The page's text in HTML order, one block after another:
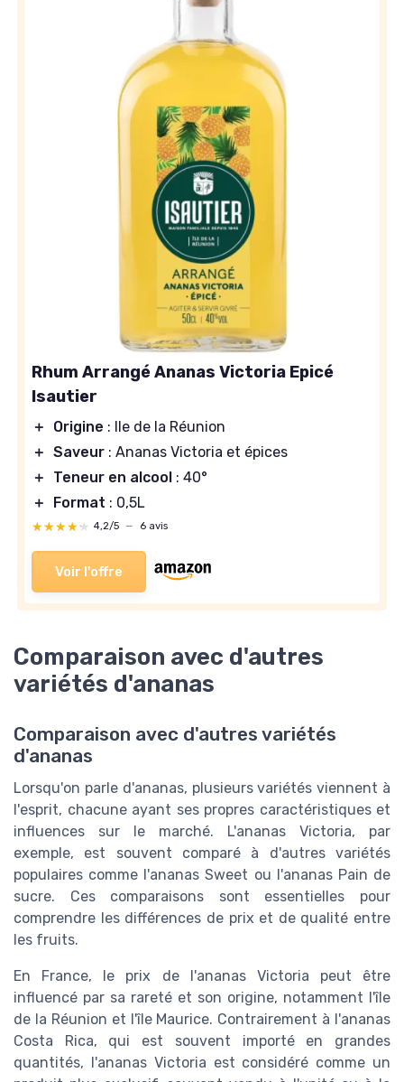
Rhum Arrangé Ananas Victoria Epicé
Isautier
＋ Origine : Ile de la Réunion
＋ Saveur : Ananas Victoria et épices
＋
Teneur en alcool : 40°
＋
Format : 0,5L
★★★★★
★★★★★ 4,2/5 — 6 avis
Voir l'offre
Comparaison avec d'autres
variétés d'ananas
Comparaison avec d'autres variétés
d'ananas
Lorsqu'on parle d'ananas, plusieurs variétés viennent à
l'esprit, chacune ayant ses propres caractéristiques et
influences sur le marché. L'ananas Victoria, par
exemple, est souvent comparé à d'autres variétés
populaires comme l'ananas Sweet ou l'ananas Pain de
sucre. Ces comparaisons sont essentielles pour
comprendre les différences de prix et de qualité entre
les fruits.
En France, le prix de l'ananas Victoria peut être
influencé par sa rareté et son origine, notamment l'île
de la Réunion et l'île Maurice. Contrairement à l'ananas
Costa Rica, qui est souvent importé en grandes
quantités, l'ananas Victoria est considéré comme un